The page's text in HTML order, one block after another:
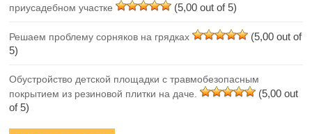
приусадебном участке
(5,00 out of 5)
Решаем проблему сорняков на грядках
(5,00 out of
5)
Обустройство детской площадки с травмобезопасным
покрытием из резиновой плитки на даче.
(5,00 out
of 5)